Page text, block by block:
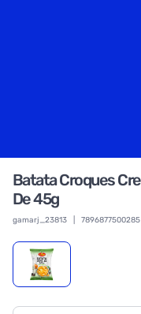
Batata Croques
De 45g
gamarj_23813 7896877500285